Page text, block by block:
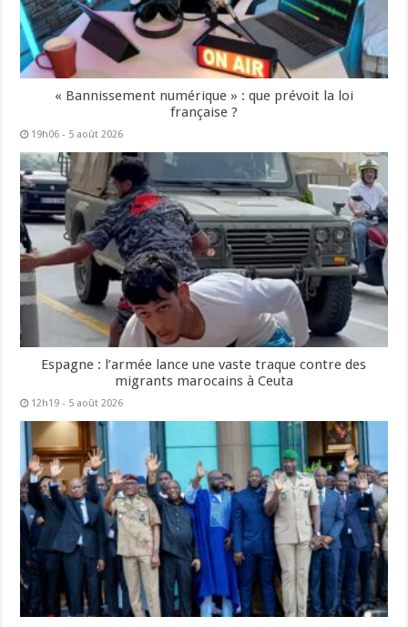
« Bannissement numérique » : que prévoit la loi
française ?
19h06 - 5 août 2026
Espagne : l’armée lance une vaste traque contre des
migrants marocains à Ceuta
12h19 - 5 août 2026